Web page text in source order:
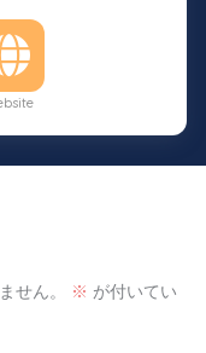
せん。 ※ が付いてい